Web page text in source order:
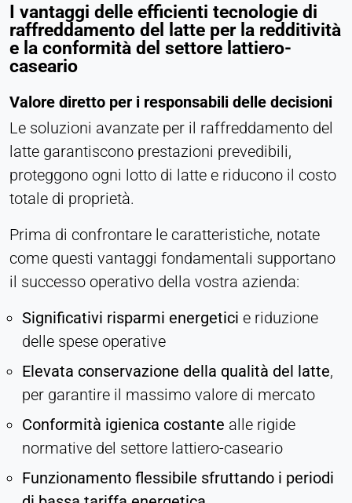
I vantaggi delle efficienti tecnologie di
raffreddamento del latte per la redditività
e la conformità del settore lattiero-
caseario
Valore diretto per i responsabili delle decisioni
Le soluzioni avanzate per il raffreddamento del
latte garantiscono prestazioni prevedibili,
proteggono ogni lotto di latte e riducono il costo
totale di proprietà.
Prima di confrontare le caratteristiche, notate
come questi vantaggi fondamentali supportano
il successo operativo della vostra azienda:
Significativi risparmi energetici e riduzione
delle spese operative
Elevata conservazione della qualità del latte,
per garantire il massimo valore di mercato
Conformità igienica costante alle rigide
normative del settore lattiero-caseario
Funzionamento flessibile sfruttando i periodi